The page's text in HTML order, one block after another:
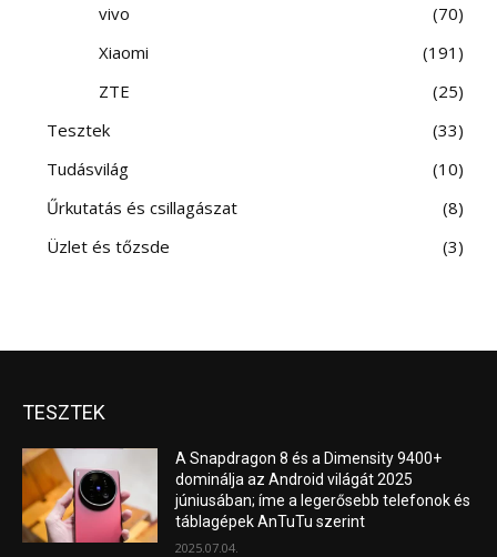
vivo
70
Xiaomi
191
ZTE
25
Tesztek
33
Tudásvilág
10
Űrkutatás és csillagászat
8
Üzlet és tőzsde
3
TESZTEK
A Snapdragon 8 és a Dimensity 9400+
dominálja az Android világát 2025
júniusában; íme a legerősebb telefonok és
táblagépek AnTuTu szerint
2025.07.04.